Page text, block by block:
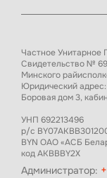
Частное
Свидетельство №
Минского
Юридический
Боровая дом 3,
УНП 692213496
р/с
BYN ОАО «АСБ
код AKBBBY2X
Администратор: